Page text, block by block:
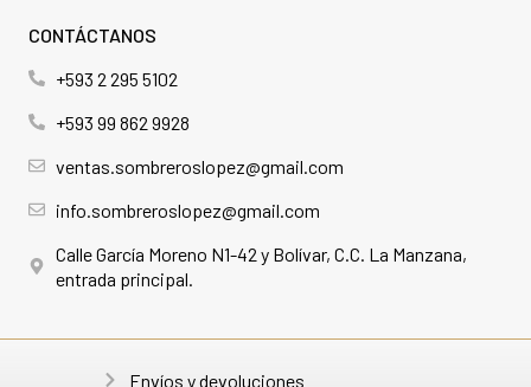
CONTÁCTANOS
+593 2 295 5102
+593 99 862 9928
ventas.sombreroslopez@gmail.com
info.sombreroslopez@gmail.com
Calle García Moreno N1-42 y Bolívar, C.C. La Manzana,
entrada principal.
Envíos y devoluciones